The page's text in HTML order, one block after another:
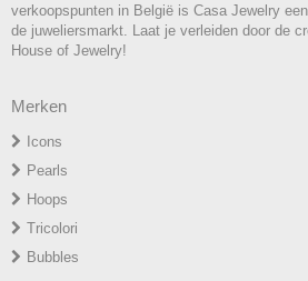
verkoopspunten in België is Casa Jewelry
de juweliersmarkt. Laat je verleiden door de
House of Jewelry!
Merken
Icons
Pearls
Hoops
Tricolori
Bubbles